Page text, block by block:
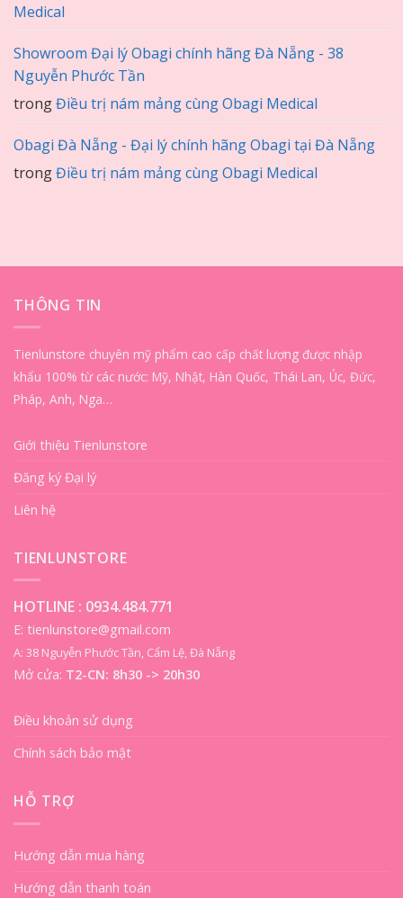
Medical
Showroom Đại lý Obagi chính hãng Đà Nẵng - 38
Nguyễn Phước Tần
trongĐiều trị nám mảng cùng Obagi Medical
Obagi Đà Nẵng - Đại lý chính hãng Obagi tại Đà Nẵng
trongĐiều trị nám mảng cùng Obagi Medical
THÔNG TIN
Tienlunstore chuyên mỹ phẩm cao cấp chất lượng được nhập
khẩu 100% từ các nước: Mỹ, Nhật, Hàn Quốc, Thái Lan, Úc, Đức,
Pháp, Anh, Nga…
Giới thiệu Tienlunstore
Đăng ký Đại lý
Liên hệ
TIENLUNSTORE
HOTLINE : 0934.484.771
E: tienlunstore@gmail.com
A: 38 Nguyễn Phước Tần, Cẩm Lệ, Đà Nẵng
Mở cửa: T2-CN: 8h30 -> 20h30
Điều khoản sử dụng
Chính sách bảo mật
HỖ TRỢ
Hướng dẫn mua hàng
Hướng dẫn thanh toán